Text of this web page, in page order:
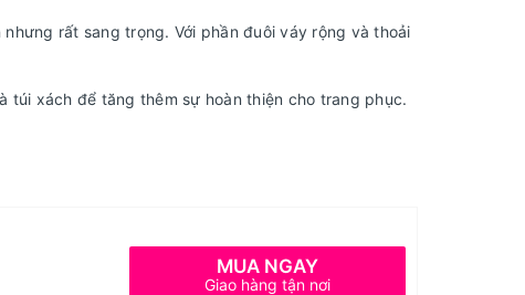
rất sang trọng. Với phần đuôi váy rộng và thoải
xách để tăng thêm sự hoàn thiện cho trang phục.
MUA NGAY
Giao hàng tận nơi